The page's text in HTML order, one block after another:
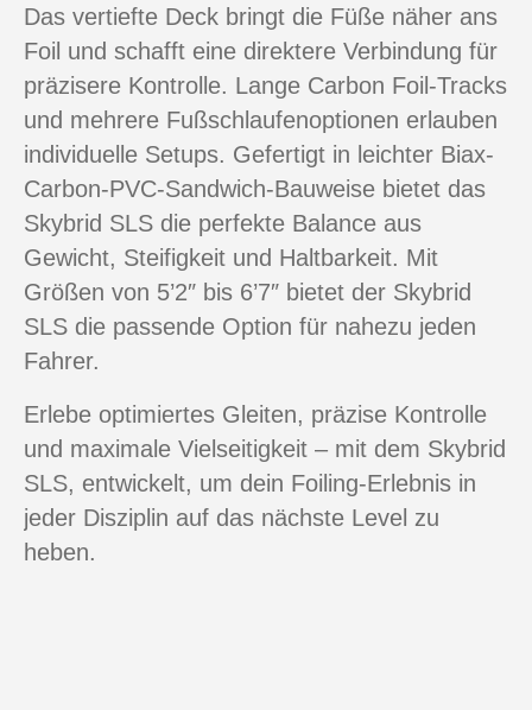
Das vertiefte Deck bringt die Füße näher ans
Foil und schafft eine direktere Verbindung für
präzisere Kontrolle. Lange Carbon Foil-Tracks
und mehrere Fußschlaufenoptionen erlauben
individuelle Setups. Gefertigt in leichter Biax-
Carbon-PVC-Sandwich-Bauweise bietet das
Skybrid SLS die perfekte Balance aus
Gewicht, Steifigkeit und Haltbarkeit. Mit
Größen von 5’2″ bis 6’7″ bietet der Skybrid
SLS die passende Option für nahezu jeden
Fahrer.
Erlebe optimiertes Gleiten, präzise Kontrolle
und maximale Vielseitigkeit – mit dem Skybrid
SLS, entwickelt, um dein Foiling-Erlebnis in
jeder Disziplin auf das nächste Level zu
heben.